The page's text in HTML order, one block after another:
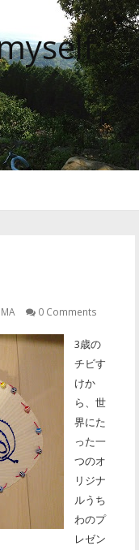
0 Comments
3歳の
チビす
けか
ら、世
界にた
った一
つのオ
リジナ
ルうち
わのプ
レゼン